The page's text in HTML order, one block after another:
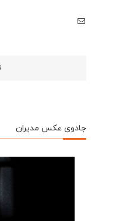
جادوی عکس مدیران